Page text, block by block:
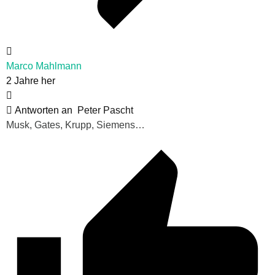
Marco Mahlmann
2 Jahre her
Antworten an
Peter Pascht
Musk, Gates, Krupp, Siemens…